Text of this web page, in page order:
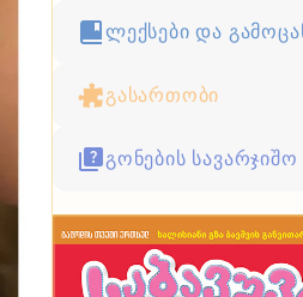
ლექსები და
გასართობი
გონების სავარჯიშო